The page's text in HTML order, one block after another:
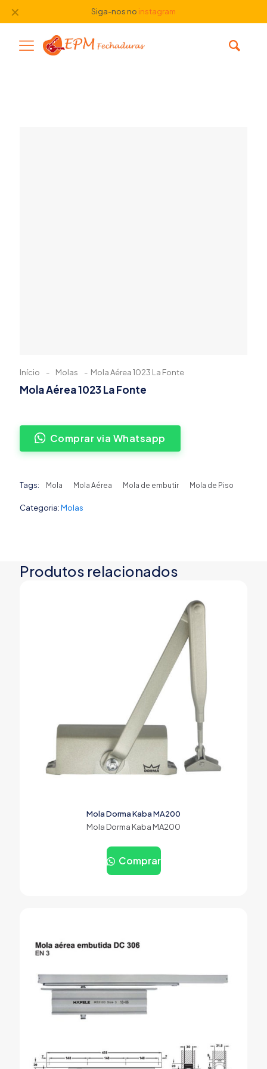
Siga-nos no instagram
✕
Início - Molas - Mola Aérea 1023 La Fonte
Mola Aérea 1023 La Fonte
Comprar via Whatsapp
Tags: Mola Mola Aérea Mola de embutir Mola de Piso
Categoria:Molas
Produtos relacionados
Mola Dorma Kaba MA200
Mola Dorma Kaba MA200
Comprar